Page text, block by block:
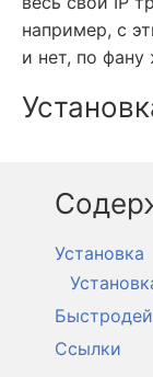
например, с
и нет, по фану
Установка
Ссылки